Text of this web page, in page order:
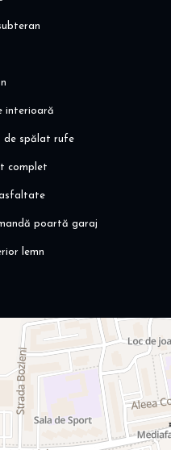
interioară
de spălat rufe
complet
poartă garaj
lemn